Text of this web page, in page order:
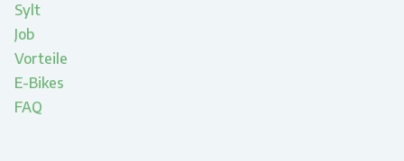
Sylt
Job
Vorteile
E-Bikes
FAQ